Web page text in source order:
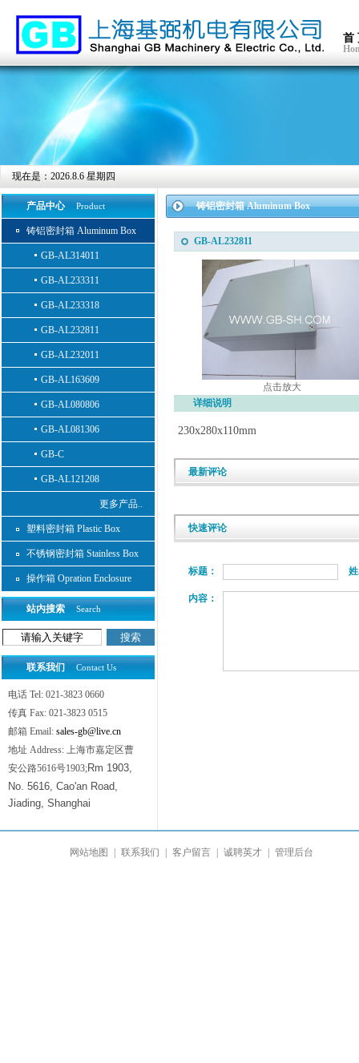
首
现在是： 2026.8.6 星期四
产品中心 Product
铸铝密封箱 Aluminum Box
GB-AL314011
GB-AL233311
GB-AL233318
GB-AL232811
GB-AL232011
GB-AL163609
GB-AL080806
GB-AL081306
GB-C
GB-AL121208
更多产品..
塑料密封箱 Plastic Box
不锈钢密封箱 Stainless Box
操作箱 Opration Enclosure
站内搜索 Search
联系我们 Contact Us
电话 Tel: 021-3823 0660
传真 Fax: 021-3823 0515
邮箱 Email: sales-gb@live.cn
地址 Address: 上海市嘉定区曹
安公路5616号1903;Rm 1903,
No. 5616, Cao'an Road,
Jiading, Shanghai
铸铝密封箱 Aluminum Box
GB-AL232811
点击放大
详细说明
230x280x110mm
最新评论
快速评论
标题：
内容：
网站地图 联系我们 客户留言 诚聘英才 管理后台